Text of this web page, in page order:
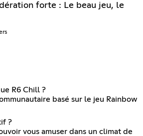
forte : Le beau jeu, le
R6 Chill ?
basé sur le jeu Rainbow
?
vous amuser dans un climat de